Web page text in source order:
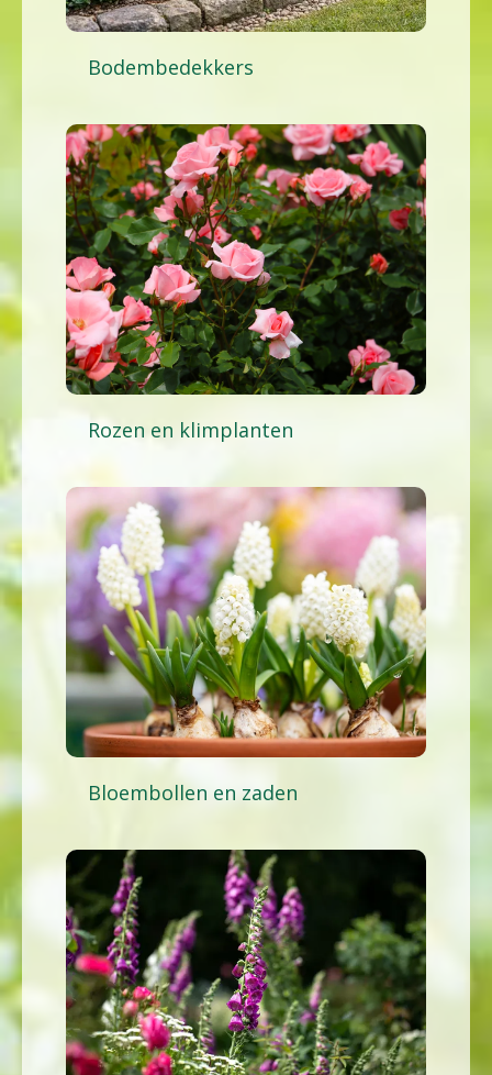
Bodembedekkers
Rozen en klimplanten
Bloembollen en zaden